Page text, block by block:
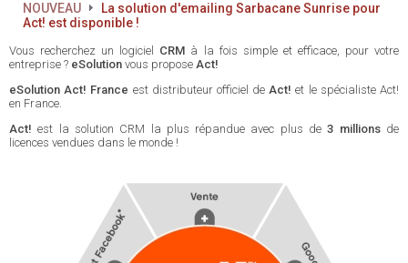
NOUVEAU
La solution d'emailing Sarbacane Sunrise pour
Act! est disponible !
Vous recherchez un logiciel CRM à la fois simple et efficace, pour votre
entreprise ? eSolution vous propose Act!
eSolution Act! France est distributeur officiel deAct! et le spécialiste Act!
en France.
Act! est la solution CRM la plus répandue avec plus de3 millionsde
licences vendues dans le monde !